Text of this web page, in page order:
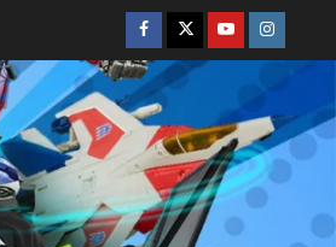
Facebook
TwitterYoutube